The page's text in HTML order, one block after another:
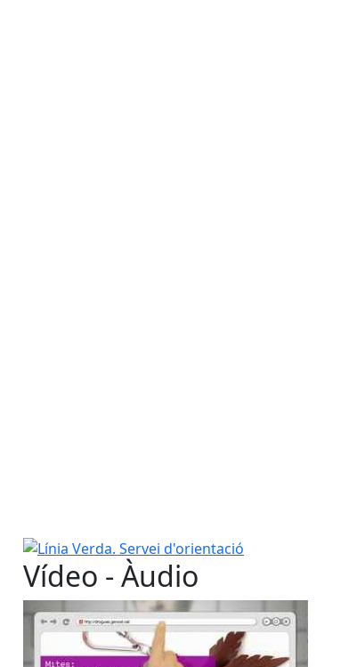
Línia Verda. Servei d'orientació
Vídeo - Àudio